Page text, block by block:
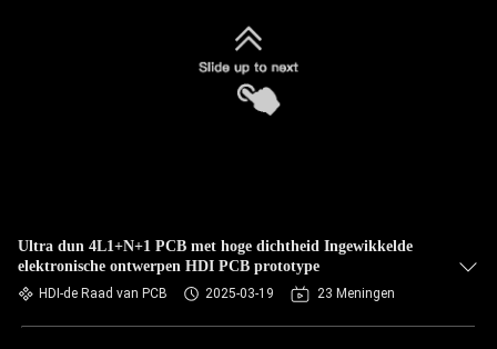
Ultra dun 4L1+N+1 PCB met hoge dichtheid Ingewikkelde
elektronische ontwerpen HDI PCB prototype
HDI-de Raad van PCB 2025-03-19 23 Meningen